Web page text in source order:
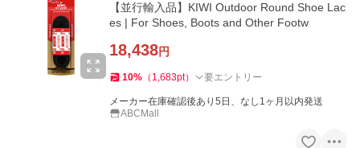
【並行輸入品】KIWI Outdoor Round Shoe Lac
es | For Shoes, Boots and Other Footw
18,438円
10% （ 1,683pt） 要エントリー
メーカー在庫確認後あり5日、なし1ヶ月以内発送
ABCMall